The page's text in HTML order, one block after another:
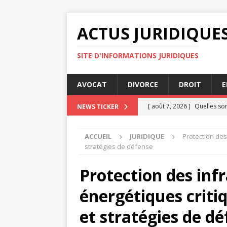
ACTUS
SITE D'INFORMATIONS JURIDIQUES
AVOCAT DIVORCE DROIT
NEWS TICKER [ août 7, 2026 ] Quelles
[ août 6, 2026 ] La RGPD
[ août 7, 2026 ]
Pourquoi
DIVORCE
ACCUEIL JURIDIQUE
Protection
stratégies de défense
Protection des
énergétiques
et stratégies de